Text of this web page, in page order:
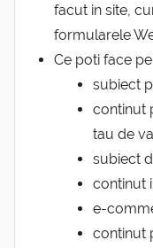
facut in site,
formularele
Ce poti face
subiect
continut
tau de
subiect
continut
e-
continut